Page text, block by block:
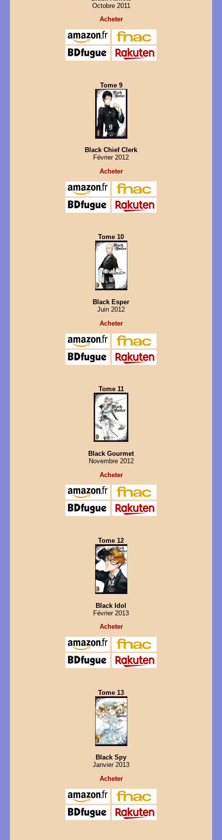
Octobre 2011
Acheter
Tome 9
Black Chief Clerk
Février 2012
Acheter
Tome 10
Black Esper
Juin 2012
Acheter
Tome 11
Black Gourmet
Novembre 2012
Acheter
Tome 12
Black Idol
Février 2013
Acheter
Tome 13
Black Spy
Janvier 2013
Acheter